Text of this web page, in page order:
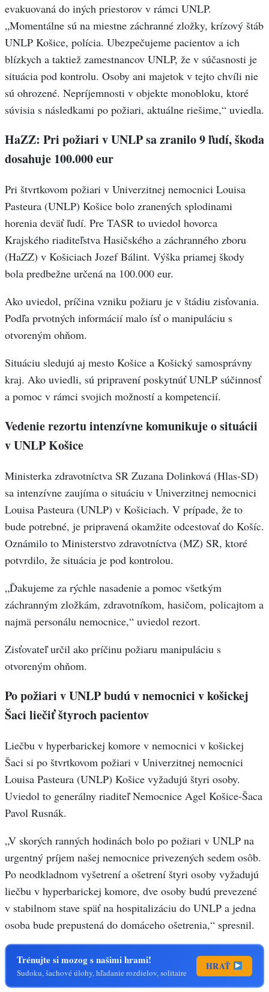
evakuovaná do iných priestorov v rámci UNLP.
„Momentálne sú na miestne záchranné zložky, krízový štáb
UNLP Košice, polícia. Ubezpečujeme pacientov a ich
blízkych a taktiež zamestnancov UNLP, že v súčasnosti je
situácia pod kontrolu. Osoby ani majetok v tejto chvíli nie
sú ohrozené. Nepríjemnosti v objekte monobloku, ktoré
súvisia s následkami po požiari, aktuálne riešime,“ uviedla.
HaZZ: Pri požiari v UNLP sa zranilo 9 ľudí, škoda
dosahuje 100.000 eur
Pri štvrtkovom požiari v Univerzitnej nemocnici Louisa
Pasteura (UNLP) Košice bolo zranených splodinami
horenia deväť ľudí. Pre TASR to uviedol hovorca
Krajského riaditeľstva Hasičského a záchranného zboru
(HaZZ) v Košiciach Jozef Bálint. Výška priamej škody
bola predbežne určená na 100.000 eur.
Ako uviedol, príčina vzniku požiaru je v štádiu zisťovania.
Podľa prvotných informácií malo ísť o manipuláciu s
otvoreným ohňom.
Situáciu sledujú aj mesto Košice a Košický samosprávny
kraj. Ako uviedli, sú pripravení poskytnúť UNLP súčinnosť
a pomoc v rámci svojich možností a kompetencií.
Vedenie rezortu intenzívne komunikuje o situácii
v UNLP Košice
Ministerka zdravotníctva SR Zuzana Dolinková (Hlas-SD)
sa intenzívne zaujíma o situáciu v Univerzitnej nemocnici
Louisa Pasteura (UNLP) v Košiciach. V prípade, že to
bude potrebné, je pripravená okamžite odcestovať do Košíc.
Oznámilo to Ministerstvo zdravotníctva (MZ) SR, ktoré
potvrdilo, že situácia je pod kontrolou.
„Ďakujeme za rýchle nasadenie a pomoc všetkým
záchranným zložkám, zdravotníkom, hasičom, policajtom a
najmä personálu nemocnice,“ uviedol rezort.
Zisťovateľ určil ako príčinu požiaru manipuláciu s
otvoreným ohňom.
Po požiari v UNLP budú v nemocnici v košickej
Šaci liečiť štyroch pacientov
Liečbu v hyperbarickej komore v nemocnici v košickej
Šaci si po štvrtkovom požiari v Univerzitnej nemocnici
Louisa Pasteura (UNLP) Košice vyžadujú štyri osoby.
Uviedol to generálny riaditeľ Nemocnice Agel Košice-Šaca
Pavol Rusnák.
„V skorých ranných hodinách bolo po požiari v UNLP na
urgentný príjem našej nemocnice privezených sedem osôb.
Po neodkladnom vyšetrení a ošetrení štyri osoby vyžadujú
liečbu v hyperbarickej komore, dve osoby budú prevezené
v stabilnom stave späť na hospitalizáciu do UNLP a jedna
osoba bude prepustená do domáceho ošetrenia,“ spresnil.
Trénujte si mozog s našimi hrami!
Sudoku, šachové úlohy, hľadanie rozdielov, solitaire
HRAŤ